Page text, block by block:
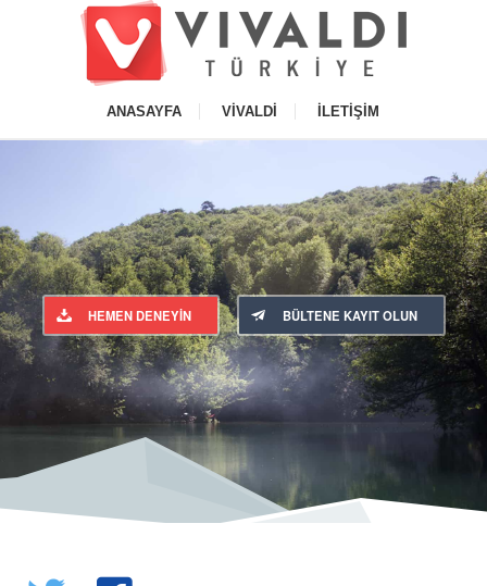
ANASAYFA VIVALDI İLETIŞIM
HEMEN DENEYIN BÜLTENE KAYIT OLUN